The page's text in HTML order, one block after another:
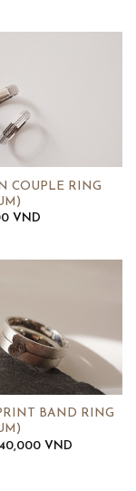
COUPLE RING
VND
BAND RING
VND